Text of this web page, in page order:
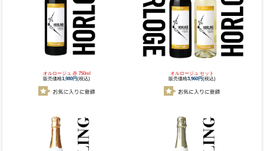
オルロージュ 赤 750ml
販売価格1,980円(税込)
オルロージュ セット
販売価格3,960円(税込)